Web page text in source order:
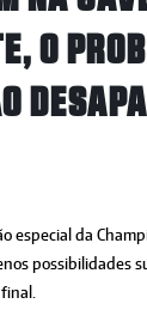
O
especial da
possibilidades